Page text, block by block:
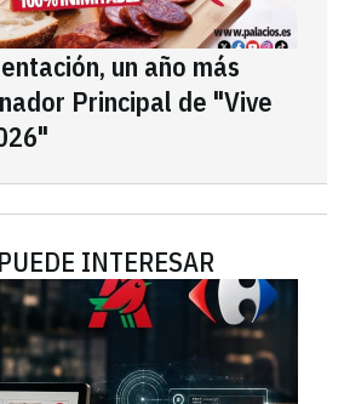
un año más
Principal de "Vive
INTERESAR